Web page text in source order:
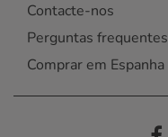
Contacte-nos
Perguntas frequentes
Comprar em Espanha